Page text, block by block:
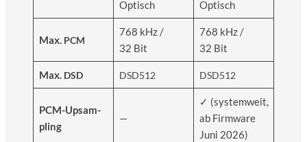
Optisch
Optisch
Max. PCM
768 kHz /
32 Bit
768 kHz /
32 Bit
Max. DSD DSD512 DSD512
PCM-Upsam­
pling
—
✓ (sys­tem­weit,
ab Firm­ware
Juni 2026)